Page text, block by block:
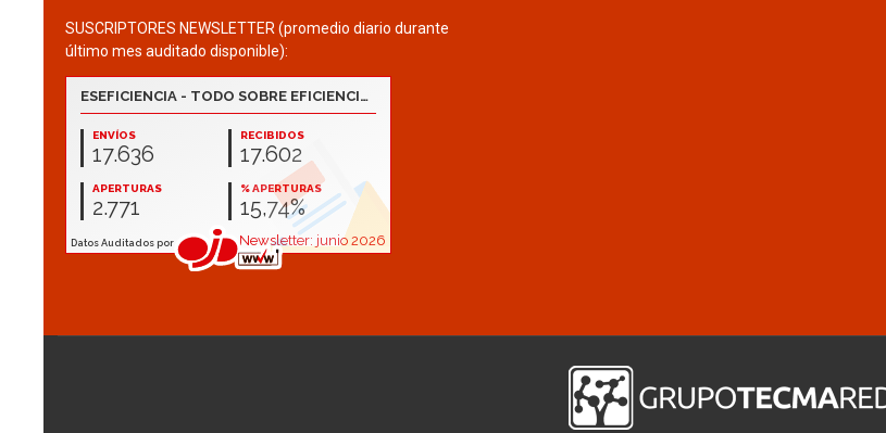
SUSCRIPTORES NEWSLETTER (promedio diario durante
último mes auditado disponible):